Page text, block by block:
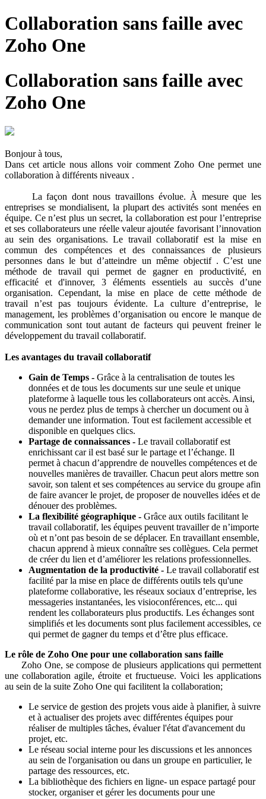
Collaboration sans faille avec
Zoho One
Collaboration sans faille avec
Zoho One
Bonjour à tous,
Dans cet article nous allons voir comment Zoho One permet une
collaboration à différents niveaux .
La façon dont nous travaillons évolue. À mesure que les
entreprises se mondialisent, la plupart des activités sont menées en
équipe. Ce n’est plus un secret, la collaboration est pour l’entreprise
et ses collaborateurs une réelle valeur ajoutée favorisant l’innovation
au sein des organisations. Le travail collaboratif est la mise en
commun des compétences et des connaissances de plusieurs
personnes dans le but d’atteindre un même objectif . C’est une
méthode de travail qui permet de gagner en productivité, en
efficacité et d'innover, 3 éléments essentiels au succès d’une
organisation. Cependant, la mise en place de cette méthode de
travail n’est pas toujours évidente. La culture d’entreprise, le
management, les problèmes d’organisation ou encore le manque de
communication sont tout autant de facteurs qui peuvent freiner le
développement du travail collaboratif.
Les avantages du travail collaboratif
Gain de Temps - Grâce à la centralisation de toutes les
données et de tous les documents sur une seule et unique
plateforme à laquelle tous les collaborateurs ont accès. Ainsi,
vous ne perdez plus de temps à chercher un document ou à
demander une information. Tout est facilement accessible et
disponible en quelques clics.
Partage de connaissances - Le travail collaboratif est
enrichissant car il est basé sur le partage et l’échange. Il
permet à chacun d’apprendre de nouvelles compétences et de
nouvelles manières de travailler. Chacun peut alors mettre son
savoir, son talent et ses compétences au service du groupe afin
de faire avancer le projet, de proposer de nouvelles idées et de
dénouer des problèmes.
La flexibilité géographique - Grâce aux outils facilitant le
travail collaboratif, les équipes peuvent travailler de n’importe
où et n’ont pas besoin de se déplacer. En travaillant ensemble,
chacun apprend à mieux connaître ses collègues. Cela permet
de créer du lien et d’améliorer les relations professionnelles.
Augmentation de la productivité - Le travail collaboratif est
facilité par la mise en place de différents outils tels qu'une
plateforme collaborative, les réseaux sociaux d’entreprise, les
messageries instantanées, les visioconférences, etc... qui
rendent les collaborateurs plus productifs. Les échanges sont
simplifiés et les documents sont plus facilement accessibles, ce
qui permet de gagner du temps et d’être plus efficace.
Le rôle de Zoho One pour une collaboration sans faille
Zoho One, se compose de plusieurs applications qui permettent
une collaboration agile, étroite et fructueuse. Voici les applications
au sein de la suite Zoho One qui facilitent la collaboration;
Le service de gestion des projets vous aide à planifier, à suivre
et à actualiser des projets avec différentes équipes pour
réaliser de multiples tâches, évaluer l'état d'avancement du
projet, etc.
Le réseau social interne pour les discussions et les annonces
au sein de l'organisation ou dans un groupe en particulier, le
partage des ressources, etc.
La bibliothèque des fichiers en ligne- un espace partagé pour
stocker, organiser et gérer les documents pour une